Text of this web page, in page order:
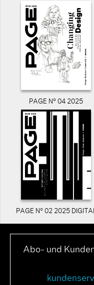
PAGE N° 04 2025
PAGE N° 02 2025 DIGITAL
Abo- und